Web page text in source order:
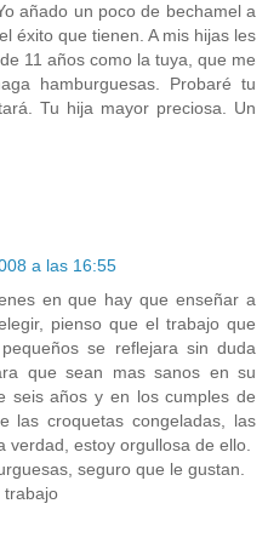
añado un poco de bechamel a
éxito que tienen. A mis hijas les
11 años como la tuya, que me
hamburguesas. Probaré tu
Tu hija mayor preciosa. Un
a las 16:55
en que hay que enseñar a
pienso que el trabajo que
se reflejara sin duda
que sean mas sanos en su
seis años y en los cumples de
las croquetas congeladas, las
verdad, estoy orgullosa de ello.
seguro que le gustan.
trabajo